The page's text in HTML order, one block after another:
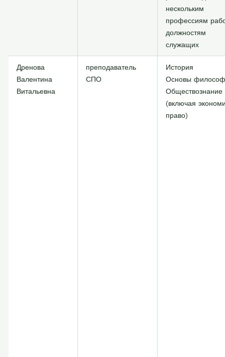
нескольким
профессиям
должностям
служащих
Дренова
Валентина
Витальевна
преподаватель
СПО
История
Основы
Обществознание
(включая
право)